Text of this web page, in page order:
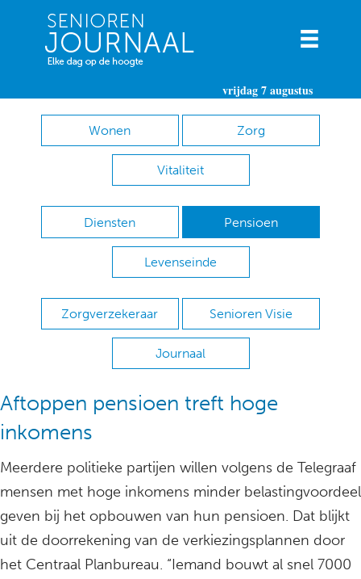
vrijdag 7 augustus
Wonen Zorg
Vitaliteit
Diensten Pensioen
Levenseinde
Zorgverzekeraar Senioren Visie
Journaal
Aftoppen pensioen treft hoge
inkomens
Meerdere politieke partijen willen volgens de Telegraaf
mensen met hoge inkomens minder belastingvoordeel
geven bij het opbouwen van hun pensioen. Dat blijkt
uit de doorrekening van de verkiezingsplannen door
het Centraal Planbureau. “Iemand bouwt al snel 7000